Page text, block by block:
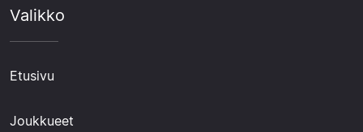
Valikko
Etusivu
Joukkueet